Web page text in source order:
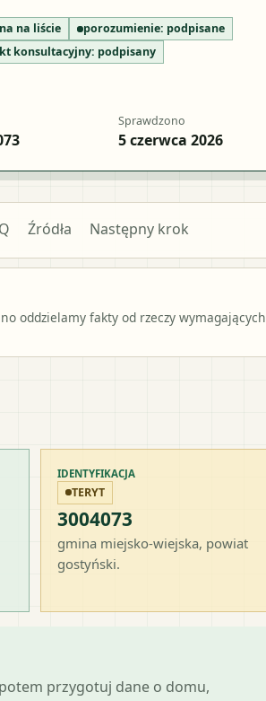
na liście porozumienie: podpisane
konsultacyjny: podpisany
Sprawdzono
5 czerwca 2026
Źródła Następny krok
oddzielamy fakty od rzeczy wymagających
IDENTYFIKACJA
TERYT
3004073
gmina miejsko-wiejska, powiat
gostyński.
przygotuj dane o domu,